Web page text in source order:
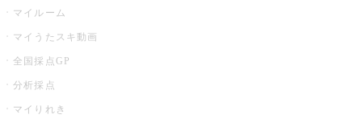
マイルーム
マイうたスキ動画
全国採点GP
分析採点
マイりれき